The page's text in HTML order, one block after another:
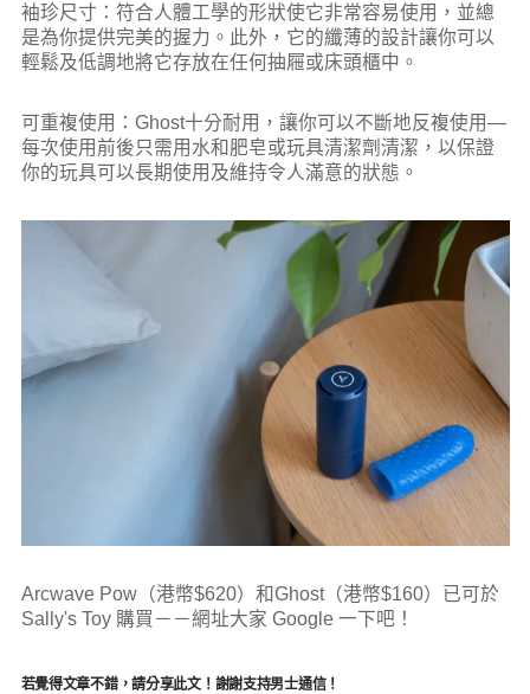
袖珍尺寸：符合人體工學的形狀使它非常容易使用，並總
是為你提供完美的握力。此外，它的纖薄的設計讓你可以
輕鬆及低調地將它存放在任何抽屜或床頭櫃中。
可重複使用：Ghost十分耐用，讓你可以不斷地反複使用—
每次使用前後只需用水和肥皂或玩具清潔劑清潔，以保證
你的玩具可以長期使用及維持令人滿意的狀態。
Arcwave Pow（港幣$620）和Ghost（港幣$160）已可於
Sally's Toy 購買－－網址大家 Google 一下吧！
若覺得文章不錯，請分享此文！謝謝支持男士通信！